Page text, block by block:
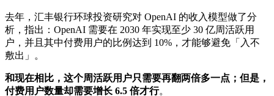
去年，汇丰银行环球投资研究对 OpenAI 的收入模型做了分
析，指出：OpenAI 需要在 2030 年实现至少 30 亿周活跃用
户，并且其中付费用户的比例达到 10%，才能够避免「入不
敷出」。
和现在相比，这个周活跃用户只需要再翻两倍多一点；但是，
付费用户数量却需要增长 6.5 倍才行。